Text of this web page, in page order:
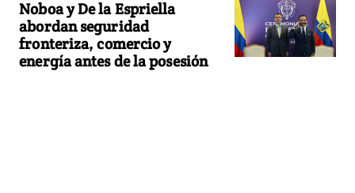
Noboa y De la Espriella
abordan seguridad
fronteriza, comercio y
energía antes de la posesión